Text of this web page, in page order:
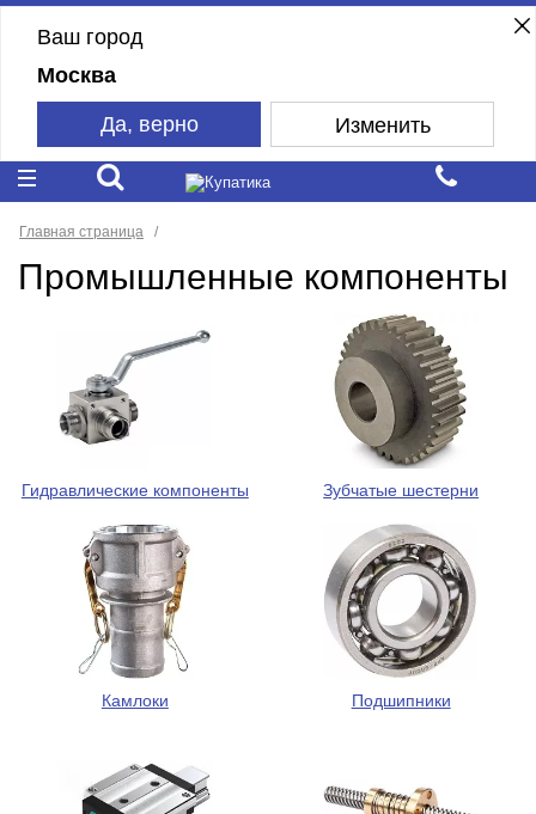
Ваш город
Москва
Да, верно Изменить
Главная страница
Промышленные компоненты
Гидравлические компоненты Зубчатые шестерни
Камлоки Подшипники